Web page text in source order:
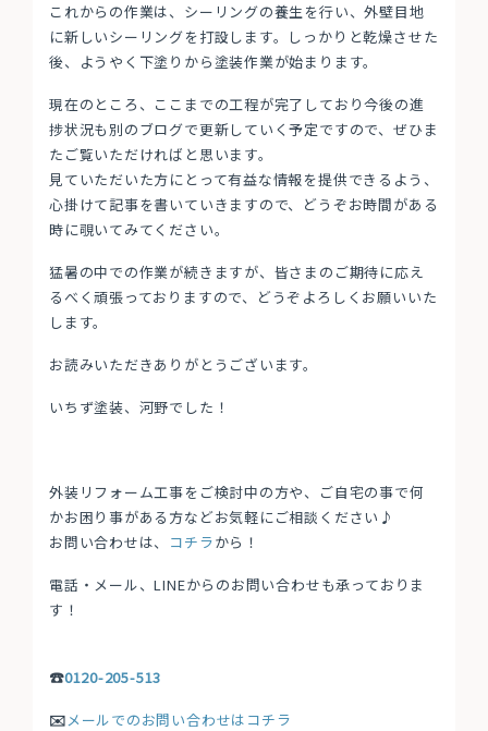
これからの作業は、シーリングの養生を行い、外壁目地
に新しいシーリングを打設します。しっかりと乾燥させた
後、ようやく下塗りから塗装作業が始まります。
現在のところ、ここまでの工程が完了しており今後の進
捗状況も別のブログで更新していく予定ですので、ぜひま
たご覧いただければと思います。
見ていただいた方にとって有益な情報を提供できるよう、
心掛けて記事を書いていきますので、どうぞお時間がある
時に覗いてみてください。
猛暑の中での作業が続きますが、皆さまのご期待に応え
るべく頑張っておりますので、どうぞよろしくお願いいた
します。
お読みいただきありがとうございます。
いちず塗装、河野でした！
外装リフォーム工事をご検討中の方や、ご自宅の事で何
かお困り事がある方などお気軽にご相談ください♪
お問い合わせは、 コチラから！
電話・メール、LINEからのお問い合わせも承っておりま
す！
☎0120-205-513
✉️メールでのお問い合わせはコチラ